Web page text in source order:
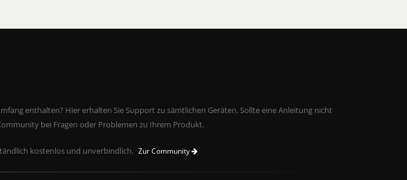
enthalten? Hier erhalten Sie Support zu sämtlichen Geräten. Sollte eine Anleitung nicht
bei Fragen oder Problemen zu Ihrem Produkt.
kostenlos und unverbindlich. Zur Community